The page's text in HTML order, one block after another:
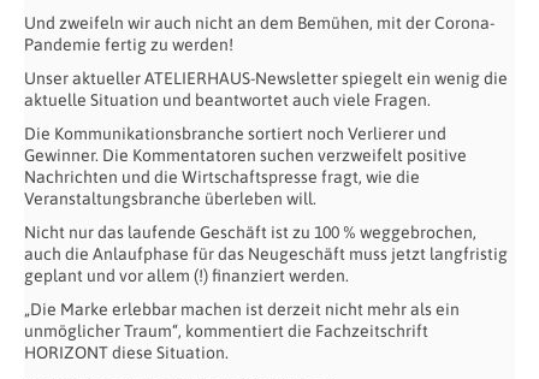
Und zweifeln wir auch nicht an dem Bemühen, mit der Corona-
Pandemie fertig zu werden!
Unser aktueller ATELIERHAUS-Newsletter spiegelt ein wenig die
aktuelle Situation und beantwortet auch viele Fragen.
Die Kommunikationsbranche sortiert noch Verlierer und
Gewinner. Die Kommentatoren suchen verzweifelt positive
Nachrichten und die Wirtschaftspresse fragt, wie die
Veranstaltungsbranche überleben will.
Nicht nur das laufende Geschäft ist zu 100 % weggebrochen,
auch die Anlaufphase für das Neugeschäft muss jetzt langfristig
geplant und vor allem (!) finanziert werden.
„Die Marke erlebbar machen ist derzeit nicht mehr als ein
unmöglicher Traum“, kommentiert die Fachzeitschrift
HORIZONT diese Situation.